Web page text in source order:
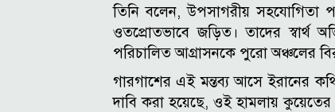
তিনি বলেন, উপসাগরীয় সহযোগিতা
ওতপ্রোতভাবে জড়িত। তাদের স্বার্থ
পরিচালিত আগ্রাসনকে পুরো অঞ্চলের
গারগাশের এই মন্তব্য আসে ইরানের
দাবি করা হয়েছে, ওই হামলায় কুয়েতের